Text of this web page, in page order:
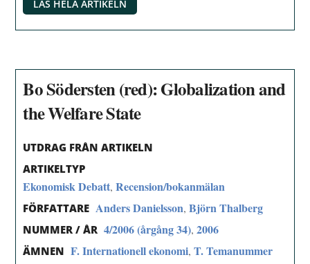
LÄS HELA ARTIKELN
Bo Södersten (red): Globalization and
the Welfare State
UTDRAG FRÅN ARTIKELN
ARTIKELTYP
Ekonomisk Debatt,Recension/bokanmälan
FÖRFATTARE Anders Danielsson,Björn Thalberg
NUMMER / ÅR 4/2006 (årgång 34),2006
ÄMNEN F. Internationell ekonomi,T. Temanummer